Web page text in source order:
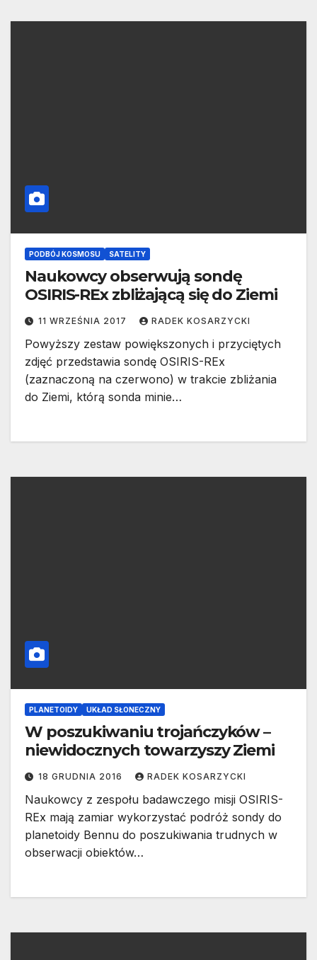
PODBÓJ KOSMOSU SATELITY
Naukowcy obserwują sondę
OSIRIS-REx zbliżającą się do Ziemi
11 WRZEŚNIA 2017 RADEK KOSARZYCKI
Powyższy zestaw powiększonych i przyciętych
zdjęć przedstawia sondę OSIRIS-REx
(zaznaczoną na czerwono) w trakcie zbliżania
do Ziemi, którą sonda minie…
PLANETOIDY UKŁAD SŁONECZNY
W poszukiwaniu trojańczyków –
niewidocznych towarzyszy Ziemi
18 GRUDNIA 2016 RADEK KOSARZYCKI
Naukowcy z zespołu badawczego misji OSIRIS-
REx mają zamiar wykorzystać podróż sondy do
planetoidy Bennu do poszukiwania trudnych w
obserwacji obiektów…